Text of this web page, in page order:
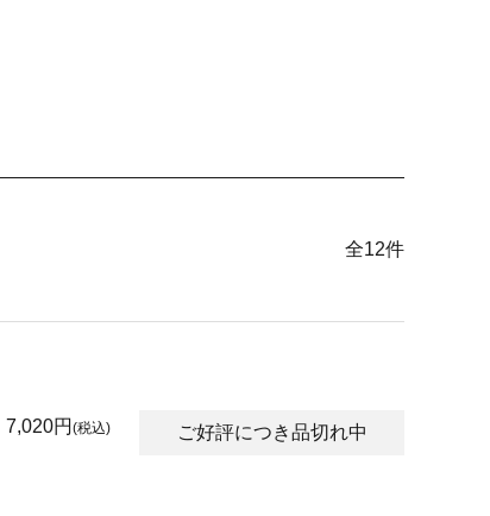
全12件
7,020円 (税込) ご好評につき品切れ中